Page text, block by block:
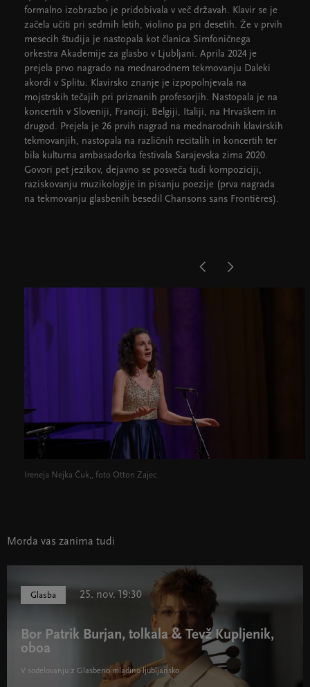
formalno izobrazbo je pridobivala v več državah. Klavir se je
začela učiti pri sedmih letih, violino pa pri desetih. Že v prvih
mesecih študija je nastopala kot članica Simfoničnega
orkestra Akademije za glasbo v Ljubljani. Aprila 2024 je
prejela prvo nagrado na mednarodnem tekmovanju Daleki
akordi v Splitu. Klavirsko znanje je izpopolnjevala na
mojstrskih tečajih pri priznanih profesorjih. Nastopala je na
koncertih v Sloveniji, Franciji, Belgiji, Italiji, na Hrvaškem in
drugod. Prejela je 26 prvih nagrad na mednarodnih klavirskih
tekmovanjih, nastopala na različnih recitalih in koncertih ter
bila kulturna ambasadorka festivala Sarajevska zima 2020.
Govori pet jezikov, dejavno se posveča tudi kompoziciji,
raziskovanju muzikologije in pisanju poezije (prva nagrada
na tekmovanju glasbenih besedil Chansons sans Frontières).
Ireneja Nejka Čuk,, foto Otton Zajec
Morda vas zanima tudi
Glasba 25. nov. 19:30
Bor Patrik Burjan, tolkala & Tevž Kupljenik,
oboa
V sodelovanju z Glasbeno mladino ljubljansko